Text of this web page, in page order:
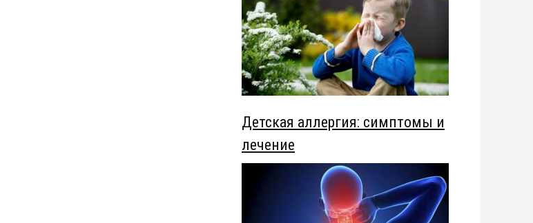
Детская аллергия: симптомы и
лечение